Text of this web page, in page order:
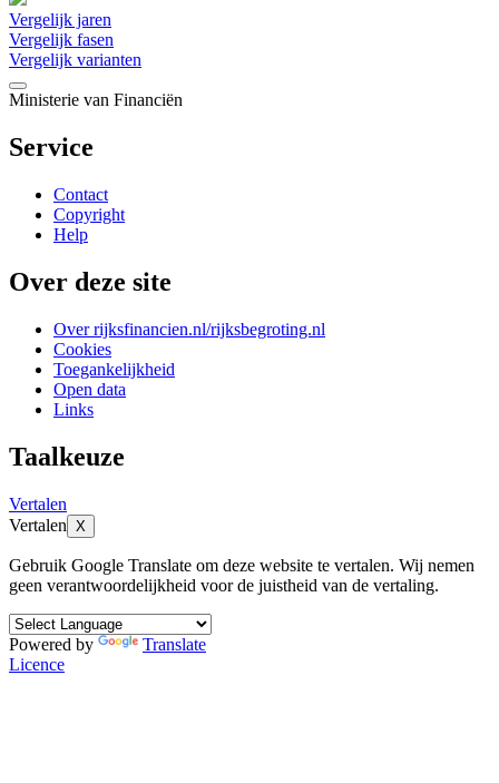
Vergelijk jaren
Vergelijk fasen
Vergelijk varianten
Ministerie van Financiën
Service
Contact
Copyright
Help
Over deze site
Over rijksfinancien.nl/rijksbegroting.nl
Cookies
Toegankelijkheid
Open data
Links
Taalkeuze
Vertalen
Vertalen X
Gebruik Google Translate om deze website te vertalen. Wij nemen
geen verantwoordelijkheid voor de juistheid van de vertaling.
Powered by
Translate
Licence